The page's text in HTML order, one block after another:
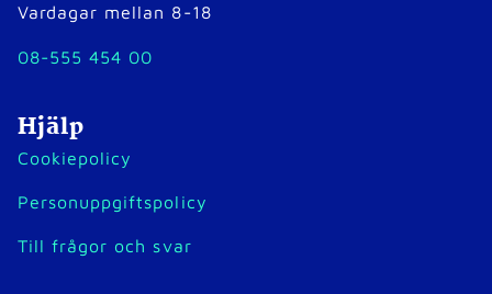
Vardagar mellan 8-18
08-555 454 00
Hjälp
Cookiepolicy
Personuppgiftspolicy
Till frågor och svar